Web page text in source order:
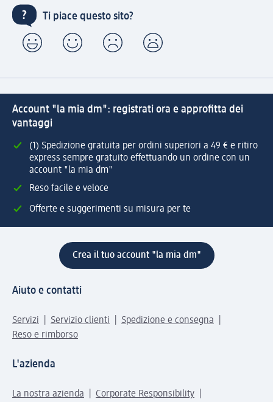
Ti piace questo sito?
Account "la mia dm": registrati ora e approfitta dei
vantaggi
(1) Spedizione gratuita per ordini superiori a 49 € e ritiro
express sempre gratuito effettuando un ordine con un
account "la mia dm"
Reso facile e veloce
Offerte e suggerimenti su misura per te
Crea il tuo account "la mia dm"
Aiuto e contatti
Servizi Servizio clienti
Spedizione e consegna
Reso e rimborso
L'azienda
La nostra azienda
Corporate Responsibility